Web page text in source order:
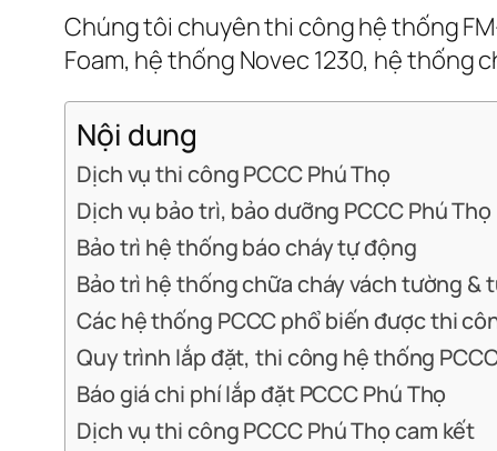
Chúng tôi chuyên thi công hệ thống
Foam, hệ thống Novec 1230, hệ thống
Nội dung
Dịch vụ thi công PCCC Phú Thọ
Dịch vụ bảo trì, bảo dưỡng PCCC Phú Thọ
Bảo trì hệ thống báo cháy tự động
Bảo trì hệ thống chữa cháy vách tường &
Các hệ thống PCCC phổ biến được thi
Quy trình lắp đặt, thi công hệ thống
Báo giá chi phí lắp đặt PCCC Phú Thọ
Dịch vụ thi công PCCC Phú Thọ cam kết